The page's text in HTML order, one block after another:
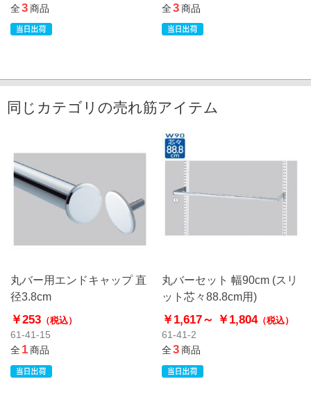
全3商品
全3商品
同じカテゴリの売れ筋アイテム
丸バー用エンドキャップ 直
径3.8cm
￥253 （税込）
61-41-15
全1商品
丸バーセット 幅90cm (スリ
ット芯々88.8cm用)
￥1,617～ ￥1,804（税込）
61-41-2
全3商品